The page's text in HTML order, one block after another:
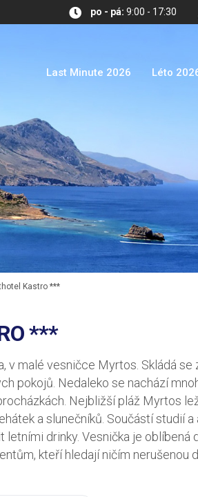
po - pá: 9:00 - 17:30
Last Minute 2026 Léto
Kastro ***
***
malé vesničce Myrtos. Skládá se
pokojů. Nedaleko se nachází
Nejbližší pláž Myrtos
a slunečníků. Součástí studií a
drinky. Vesnička je oblíbená
kteří hledají ničím nerušenou